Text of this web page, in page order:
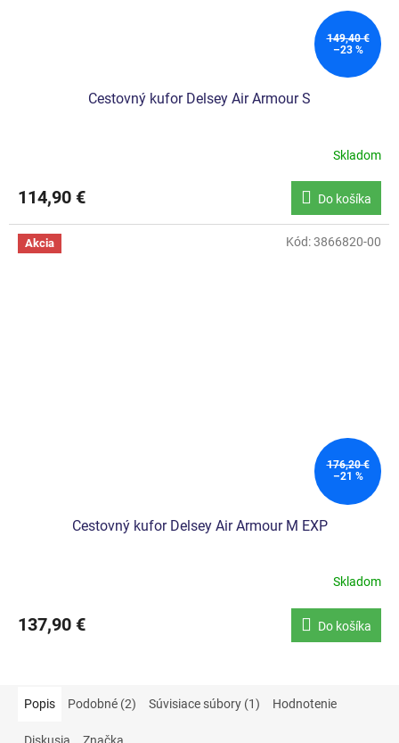
149,40 €
–23 %
Cestovný kufor Delsey Air Armour S
Skladom
114,90 € Do košíka
Akcia
176,20 €
–21 %
Cestovný kufor Delsey Air Armour M EXP
Skladom
137,90 € Do košíka
Kód:3866820-00
Popis Podobné (2) Súvisiace súbory (1) Hodnotenie